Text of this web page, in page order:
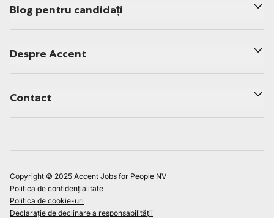
Blog pentru candidați
Despre Accent
Contact
Copyright © 2025 Accent Jobs for People NV
Politica de confidențialitate
Politica de cookie-uri
Declarație de declinare a responsabilității